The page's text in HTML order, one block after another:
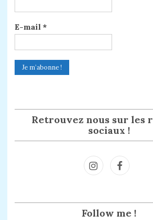
E-mail *
Retrouvez nous sur les
sociaux !
m
Follow me !